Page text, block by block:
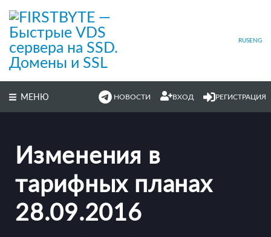
основному
содержимому
RUS ENG
МЕНЮ НОВОСТИ ВХОД РЕГИСТРАЦИЯ
Изменения в
тарифных планах
28.09.2016